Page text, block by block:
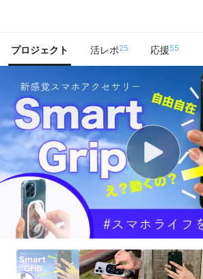
プロジェクト 活レポ25 応援55